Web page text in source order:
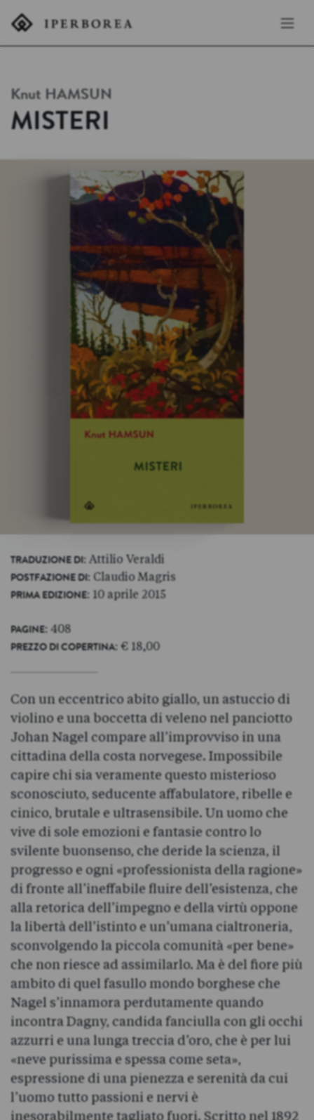
Knut HAMSUN
MISTERI
TRADUZIONE DI: Attilio Veraldi
POSTFAZIONE DI: Claudio Magris
PRIMA EDIZIONE: 10 aprile 2015
PAGINE: 408
PREZZO DI COPERTINA: € 18,00
Con un eccentrico abito giallo, un astuccio di
violino e una boccetta di veleno nel panciotto
Johan Nagel compare all’improvviso in una
cittadina della costa norvegese. Impossibile
capire chi sia veramente questo misterioso
sconosciuto, seducente affabulatore, ribelle e
cinico, brutale e ultrasensibile. Un uomo che
vive di sole emozioni e fantasie contro lo
svilente buonsenso, che deride la scienza, il
progresso e ogni «professionista della ragione»
di fronte all’ineffabile fluire dell’esistenza, che
alla retorica dell’impegno e della virtù oppone
la libertà dell’istinto e un’umana cialtroneria,
sconvolgendo la piccola comunità «per bene»
che non riesce ad assimilarlo. Ma è del fiore più
ambito di quel fasullo mondo borghese che
Nagel s’innamora perdutamente quando
incontra Dagny, candida fanciulla con gli occhi
azzurri e una lunga treccia d’oro, che è per lui
«neve purissima e spessa come seta»,
espressione di una pienezza e serenità da cui
l’uomo tutto passioni e nervi è
inesorabilmente tagliato fuori. Scritto nel 1892